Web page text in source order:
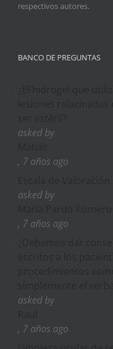
respectivos autores.
BANCO DE PREGUNTAS
asked by
, 7 años ago
asked by
, 7 años ago
asked by
, 7 años ago